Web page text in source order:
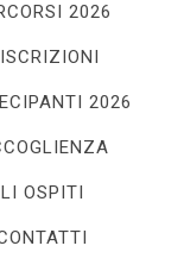
2026
2026
OSPITI